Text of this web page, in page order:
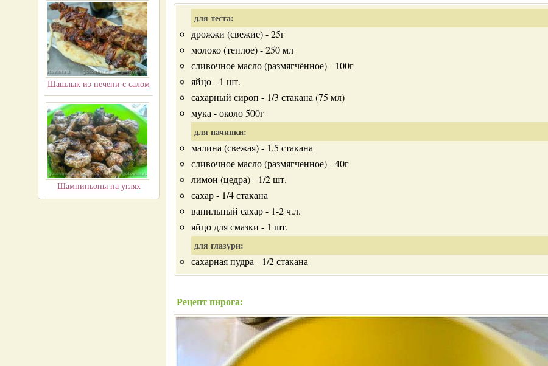
Шашлык из печени с салом
Шампиньоны на углях
для теста:
дрожжи (свежие) - 25г
молоко (теплое) - 250 мл
сливочное масло (размягчённое) - 100г
яйцо - 1 шт.
сахарный сироп - 1/3 стакана (75 мл)
мука - около 500г
для начинки:
малина (свежая) - 1.5 стакана
сливочное масло (размягченное) - 40г
лимон (цедра) - 1/2 шт.
сахар - 1/4 стакана
ванильный сахар - 1-2 ч.л.
яйцо для смазки - 1 шт.
для глазури:
сахарная пудра - 1/2 стакана
Рецепт пирога: